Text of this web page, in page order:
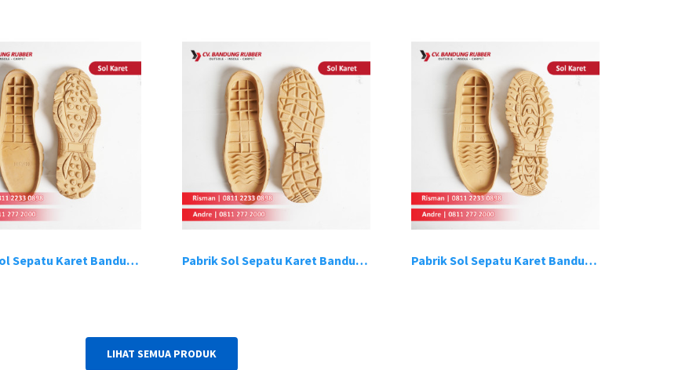
Pabrik Sol Sepatu Karet Bandung 18 Pabrik Sol Sepatu Karet Bandung 19 Pabrik Sol Sepatu Karet Bandung 20
LIHAT SEMUA PRODUK